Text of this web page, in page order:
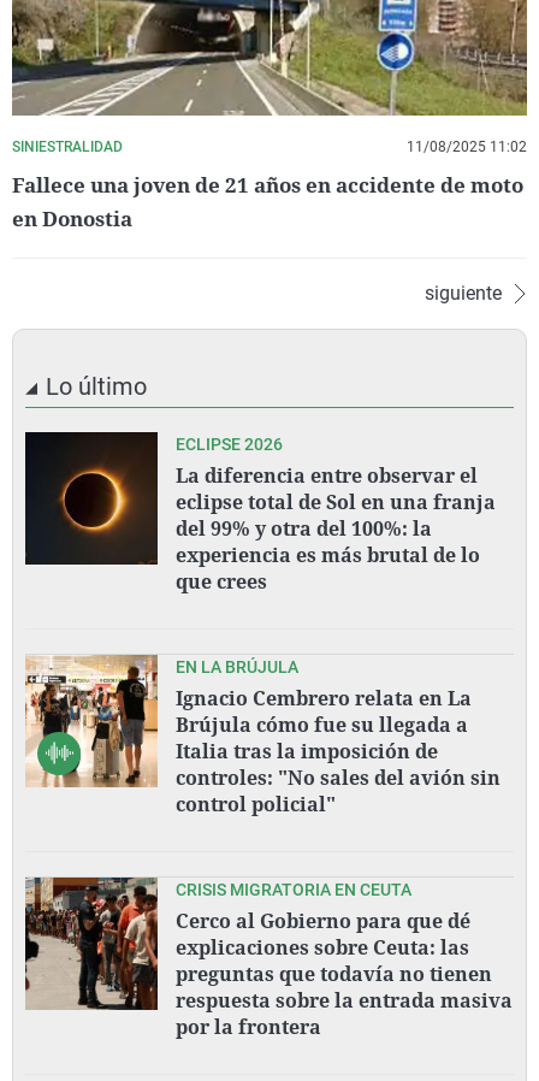
SINIESTRALIDAD 11/08/2025 11:02
Fallece una joven de 21 años en accidente de moto
en Donostia
siguiente
Lo último
ECLIPSE 2026
La diferencia entre observar el
eclipse total de Sol en una franja
del 99% y otra del 100%: la
experiencia es más brutal de lo
que crees
EN LA BRÚJULA
Ignacio Cembrero relata en La
Brújula cómo fue su llegada a
Italia tras la imposición de
controles: "No sales del avión sin
control policial"
CRISIS MIGRATORIA EN CEUTA
Cerco al Gobierno para que dé
explicaciones sobre Ceuta: las
preguntas que todavía no tienen
respuesta sobre la entrada masiva
por la frontera